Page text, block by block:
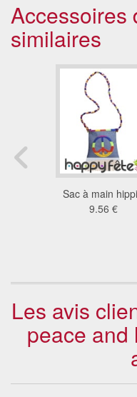
Accessoires
similaires
Sac à main
9.56 €
Les avis
peace and